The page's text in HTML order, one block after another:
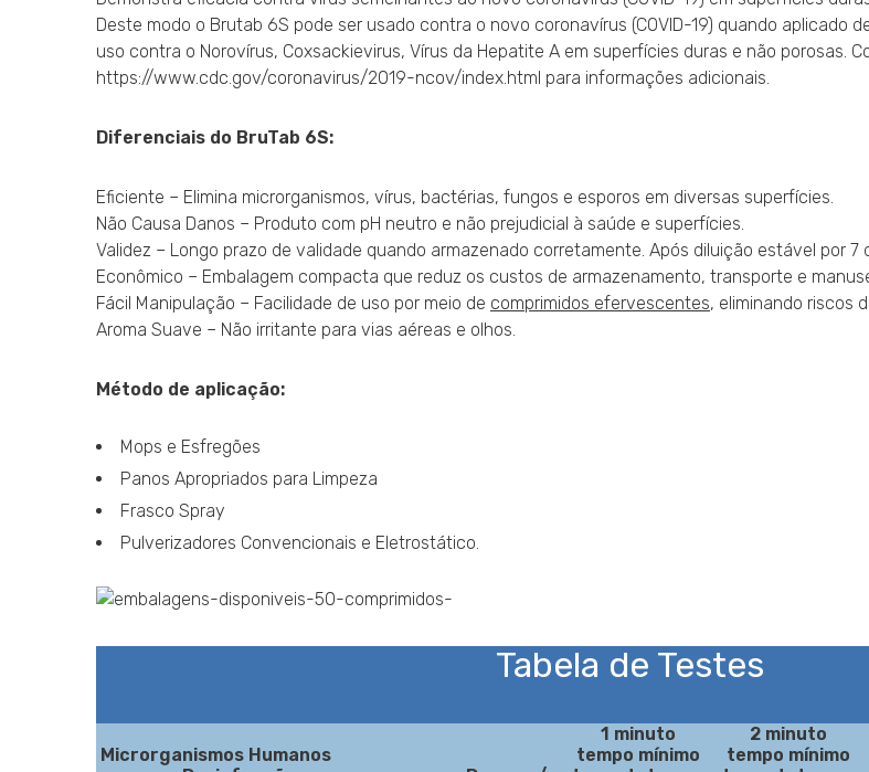
Deste modo o Brutab 6S pode ser usado contra o novo coronavírus (COVID-19) quando aplicado
uso contra o Norovírus, Coxsackievirus, Vírus da Hepatite A em superfícies duras e não porosas.
https://www.cdc.gov/coronavirus/2019-ncov/index.html para informações adicionais.
Diferenciais do BruTab 6S:
Eficiente – Elimina microrganismos, vírus, bactérias, fungos e esporos em diversas superfícies.
Não Causa Danos – Produto com pH neutro e não prejudicial à saúde e superfícies.
Validez – Longo prazo de validade quando armazenado corretamente. Após diluição estável por 7
Econômico – Embalagem compacta que reduz os custos de armazenamento, transporte e
Fácil Manipulação – Facilidade de uso por meio de comprimidos efervescentes, eliminando riscos
Aroma Suave – Não irritante para vias aéreas e olhos.
Método de aplicação:
Mops e Esfregões
Panos Apropriados para Limpeza
Frasco Spray
Pulverizadores Convencionais e Eletrostático.
Tabela de Testes
Microrganismos Humanos
1 minuto
tempo mínimo
2 minuto
tempo mínimo